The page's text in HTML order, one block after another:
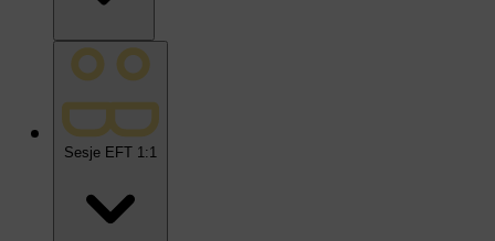
Sesje EFT 1:1